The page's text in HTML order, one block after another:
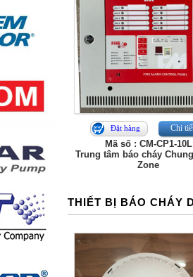
Đặt hàng Chi
Mã số : CM-CP1-10L
Trung tâm báo cháy
Zone
THIẾT BỊ BÁO CHÁY